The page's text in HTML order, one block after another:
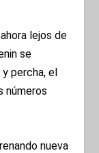
lejos de
se
percha, el
números
nueva